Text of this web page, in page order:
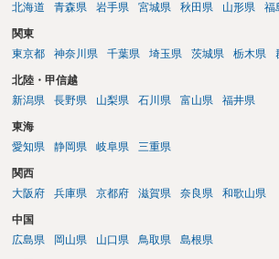
北海道
青森県 岩手県 宮城県 秋田県 山形県 福
関東
東京都
神奈川県 千葉県 埼玉県 茨城県 栃木県
北陸・甲信越
新潟県
長野県 山梨県 石川県 富山県 福井県
東海
愛知県
静岡県 岐阜県 三重県
関西
大阪府
兵庫県 京都府 滋賀県 奈良県 和歌山県
中国
広島県
岡山県 山口県 鳥取県 島根県